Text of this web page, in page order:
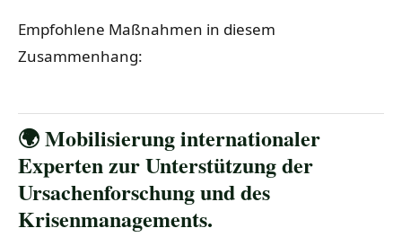
Empfohlene Maßnahmen in diesem
Zusammenhang:
🌍 Mobilisierung internationaler
Experten zur Unterstützung der
Ursachenforschung und des
Krisenmanagements.